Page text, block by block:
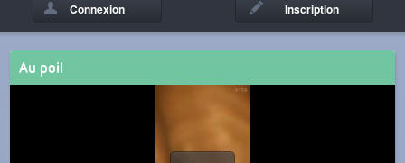
Connexion Inscription
Au poil